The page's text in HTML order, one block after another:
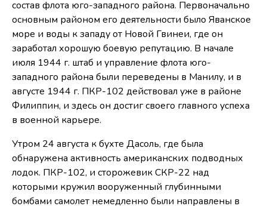
состав флота юго-западного района. Первоначально
основным районом его деятельности было Яванское
море и воды к западу от Новой Гвинеи, где он
заработал хорошую боевую репутацию. В начале
июля 1944 г. штаб и управление флота юго-
западного района были переведены в Манилу, и в
августе 1944 г. ПКР-102 действовал уже в районе
Филиппин, и здесь он достиг своего главного успеха
в военной карьере.
Утром 24 августа к бухте Дасоль, где была
обнаружена активность американских подводных
лодок. ПКР-102, и сторожевик СКР-22 над
которыми кружил вооруженный глубинными
бомбами самолет немедленно были направлены в